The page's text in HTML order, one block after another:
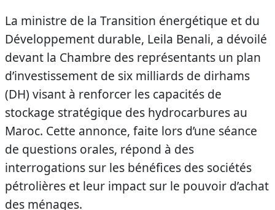
La ministre de la Transition énergétique et du
Développement durable, Leila Benali, a dévoilé
devant la Chambre des représentants un plan
d’investissement de six milliards de dirhams
(DH) visant à renforcer les capacités de
stockage stratégique des hydrocarbures au
Maroc. Cette annonce, faite lors d’une séance
de questions orales, répond à des
interrogations sur les bénéfices des sociétés
pétrolières et leur impact sur le pouvoir d’achat
des ménages.